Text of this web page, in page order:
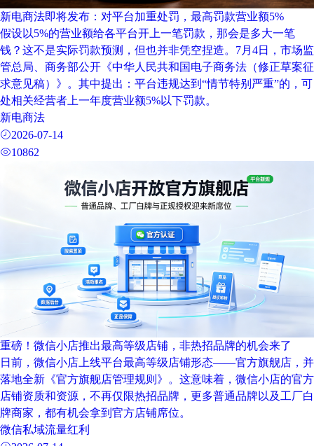
新电商法即将发布：对平台加重处罚，最高罚款营业额5%
假设以5%的营业额给各平台开上一笔罚款，那会是多大一笔
钱？这不是实际罚款预测，但也并非凭空捏造。7月4日，市场监
管总局、商务部公开《中华人民共和国电子商务法（修正草案征
求意见稿）》。其中提出：平台违规达到“情节特别严重”的，可
处相关经营者上一年度营业额5%以下罚款。
新电商法
2026-07-14
10862
重磅！微信小店推出最高等级店铺，非热招品牌的机会来了
日前，微信小店上线平台最高等级店铺形态——官方旗舰店，并
落地全新《官方旗舰店管理规则》。这意味着，微信小店的官方
店铺资质和资源，不再仅限热招品牌，更多普通品牌以及工厂白
牌商家，都有机会拿到官方店铺席位。
微信私域流量红利